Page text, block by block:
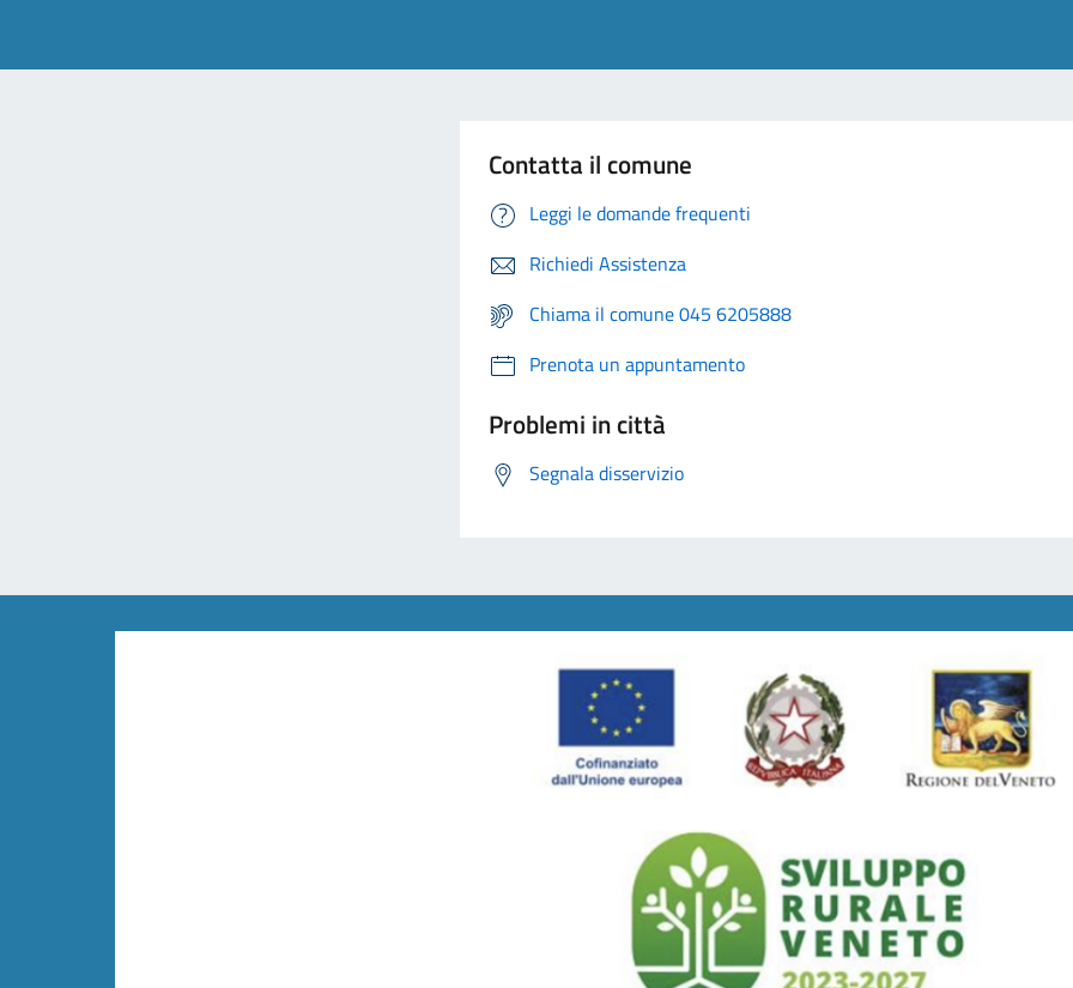
Contatta il comune
Leggi le domande frequenti
Richiedi Assistenza
Chiama il comune 045 6205888
Prenota un appuntamento
Problemi in città
Segnala disservizio